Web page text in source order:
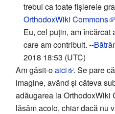
trebui ca toate fișierele
OrthodoxWiki Commons
Eu, cel puțin, am încărcat
care am contribuit. --
2018 18:53 (UTC)
Am găsit-oaici
. Se pare
imagine, având și câteva
adăugarea la OrthodoxWiki
lăsăm acolo, chiar dacă nu